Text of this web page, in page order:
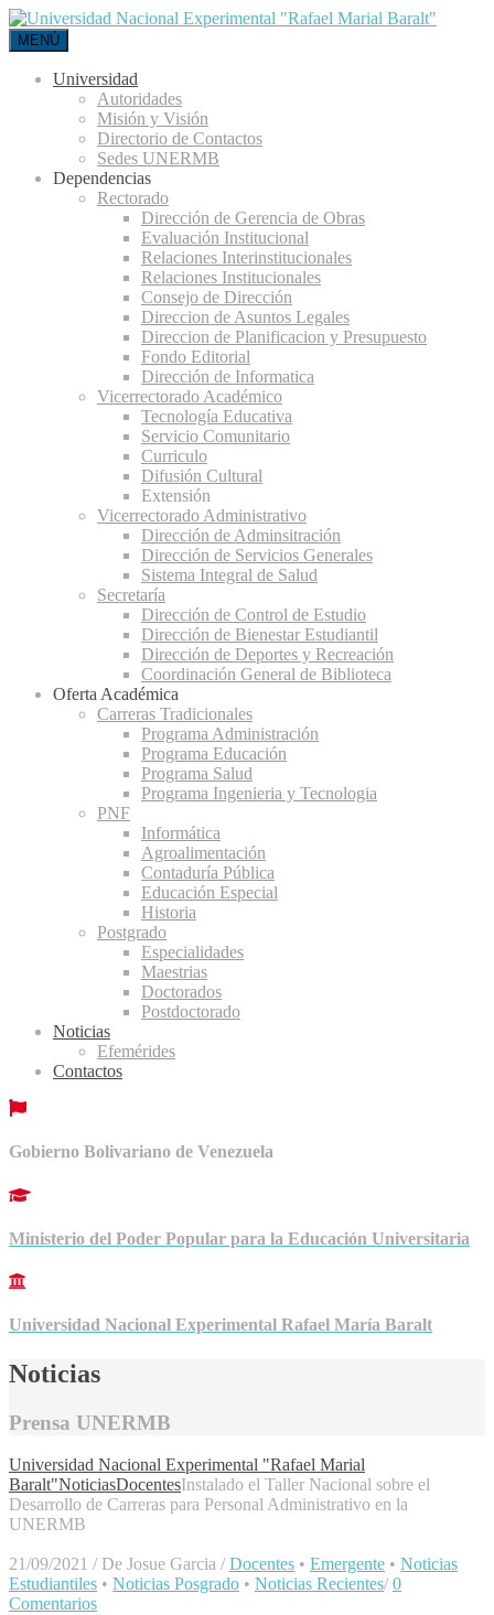
MENÚ
Universidad
Autoridades
Misión y Visión
Directorio de Contactos
Sedes UNERMB
Dependencias
Rectorado
Dirección de Gerencia de Obras
Evaluación Institucional
Relaciones Interinstitucionales
Relaciones Institucionales
Consejo de Dirección
Direccion de Asuntos Legales
Direccion de Planificacion y Presupuesto
Fondo Editorial
Dirección de Informatica
Vicerrectorado Académico
Tecnología Educativa
Servicio Comunitario
Curriculo
Difusión Cultural
Extensión
Vicerrectorado Administrativo
Dirección de Adminsitración
Dirección de Servicios Generales
Sistema Integral de Salud
Secretaría
Dirección de Control de Estudio
Dirección de Bienestar Estudiantil
Dirección de Deportes y Recreación
Coordinación General de Biblioteca
Oferta Académica
Carreras Tradicionales
Programa Administración
Programa Educación
Programa Salud
Programa Ingenieria y Tecnologia
PNF
Informática
Agroalimentación
Contaduría Pública
Educación Especial
Historia
Postgrado
Especialidades
Maestrias
Doctorados
Postdoctorado
Noticias
Efemérides
Contactos
Gobierno Bolivariano de Venezuela
Ministerio del Poder Popular para la Educación Universitaria
Universidad Nacional Experimental Rafael María Baralt
Noticias
Prensa UNERMB
Universidad Nacional Experimental "Rafael Marial
Baralt"NoticiasDocentesInstalado el Taller Nacional sobre el
Desarrollo de Carreras para Personal Administrativo en la
UNERMB
21/09/2021 / De Josue Garcia / Docentes • Emergente • Noticias
Estudiantiles • Noticias Posgrado • Noticias Recientes/ 0
Comentarios